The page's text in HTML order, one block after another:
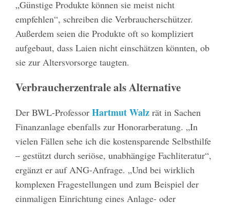
„Günstige Produkte können sie meist nicht
empfehlen“, schreiben die Verbraucherschützer.
Außerdem seien die Produkte oft so kompliziert
aufgebaut, dass Laien nicht einschätzen könnten, ob
sie zur Altersvorsorge taugten.
Verbraucherzentrale als Alternative
Der BWL-ProfessorHartmut Walz rät in Sachen
Finanzanlage ebenfalls zur Honorarberatung. „In
vielen Fällen sehe ich die kostensparende Selbsthilfe
– gestützt durch seriöse, unabhängige Fachliteratur“,
ergänzt er auf ANG-Anfrage. „Und bei wirklich
komplexen Fragestellungen und zum Beispiel der
einmaligen Einrichtung eines Anlage- oder